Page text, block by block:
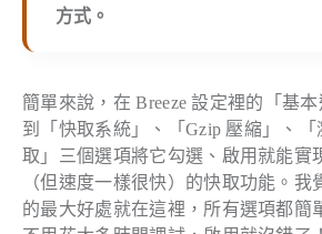
方式。
簡單來說，在 Breeze 設定裡的「基
到「快取系統」、「Gzip 壓縮」、「
取」三個選項將它勾選、啟用就能實
（但速度一樣很快）的快取功能。我
的最大好處就在這裡，所有選項都簡